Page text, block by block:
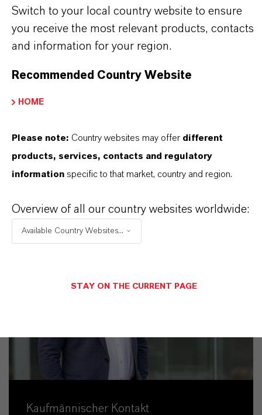
LANXESS der richtige Partner für Ihr Unternehmen
ist.
KUNDINNEN UND KUNDEN!
Kaufmännischer Kontakt
Switch to your local country website to ensure
you receive the most relevant products, contacts
and information for your region.
Recommended Country Website
HOME
Please note: Country websites may offer different
products, services, contacts and regulatory
information specific to that market, country and region.
Overview of all our country websites worldwide:
Available Country Websites...
STAY ON THE CURRENT PAGE